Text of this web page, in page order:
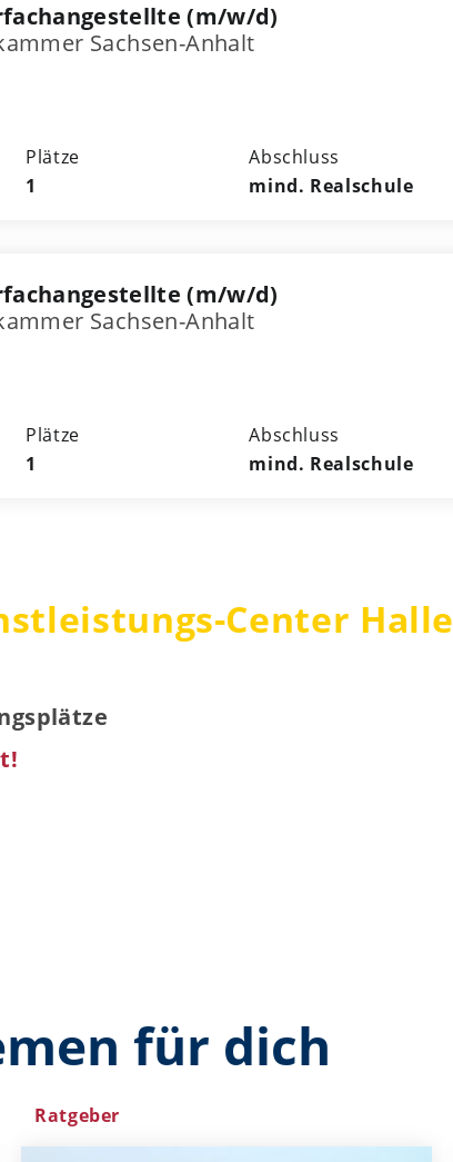
(m/w/d)
Sachsen-Anhalt
Plätze
1
Abschluss
mind. Realschule
(m/w/d)
Sachsen-Anhalt
Plätze
1
Abschluss
mind. Realschule
Center Halle
für dich
Ratgeber